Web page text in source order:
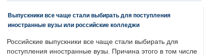
Выпускники все чаще стали выбирать для поступления
иностранные вузы или российские колледжи
Российские выпускники все чаще стали выбирать для
поступления иностранные вузы. Причина этого в том числе